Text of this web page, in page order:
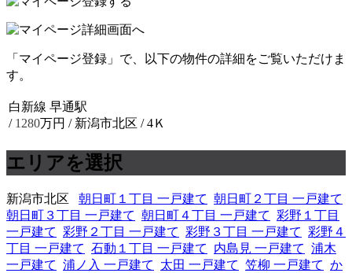
「マイページ登録」で、以下の物件の詳細をご覧いただけま
す。
白新線 早通駅
/ 1280万円 / 新潟市北区 / 4Ｋ
エリアを選択
新潟市北区 朝日町１丁目 一戸建て 朝日町２丁目 一戸建て
朝日町３丁目 一戸建て 朝日町４丁目 一戸建て 彩野１丁目
一戸建て 彩野２丁目 一戸建て 彩野３丁目 一戸建て 彩野４
丁目 一戸建て 石動１丁目 一戸建て 内島見 一戸建て 浦木
一戸建て 浦ノ入 一戸建て 太田 一戸建て 笠柳 一戸建て か